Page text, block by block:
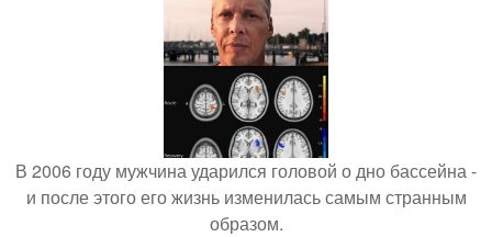
В 2006 году мужчина ударился головой о дно бассейна -
и после этого его жизнь изменилась самым странным
образом.